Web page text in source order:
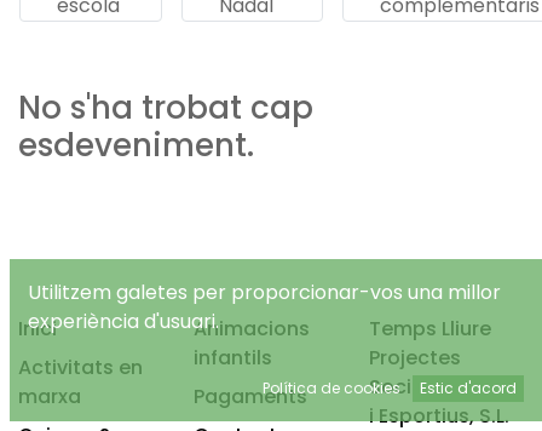
No s'ha trobat cap
esdeveniment.
Inici
Activitats en
marxa
Animacions
infantils
Pagaments
Temps Lliure
Projectes
Socioeducatius
i Esportius, S.L.
Utilitzem galetes per proporcionar-vos una millor
experiència d'usuari.
Política de cookies Estic d'acord